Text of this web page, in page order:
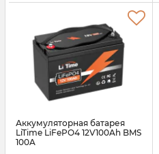
Аккумуляторная батарея
LiTime LiFePO4 12V100Ah BMS
100A